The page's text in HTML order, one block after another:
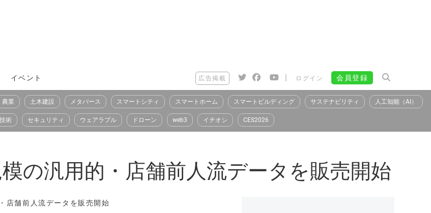
イベント 広告掲載 | ログイン 会員登録
農業 土木建設 メタバース スマートシティ スマートホーム スマートビルディング サステナビリティ 人工知能（AI）
術 セキュリティ ウェアラブル ドローン web3 イチオシ CES2026
の汎用的・店舗前人流データを販売開始
舗前人流データを販売開始